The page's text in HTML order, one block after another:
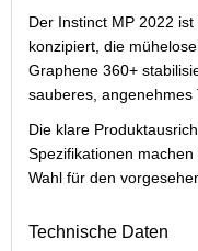
Der Instinct MP 2022
konzipiert, die
Graphene 360+
sauberes, angenehmes
Die klare
Spezifikationen
Wahl für den
Technische Daten